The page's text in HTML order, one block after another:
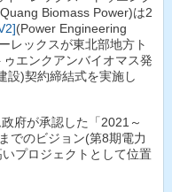
Biomass Power)は2
(Power Engineering
レックスが東北部地方ト
エンクアンバイオマス発
設)契約締結式を実施し
府が承認した「2021～
でのビジョン(第8期電力
プロジェクトとして位置